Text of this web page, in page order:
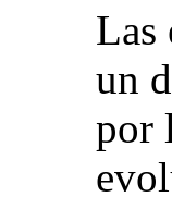
Las
un
por